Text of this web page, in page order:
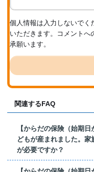
個人情報は入力しないでく
いただきます。コメントへ
承願います。
関連するFAQ
【からだの保険（始期
どもが産まれました。
が必要ですか？